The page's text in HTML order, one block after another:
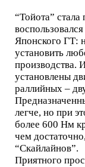
“Тойота”
Японского ГТ:
установить
производства.
установлены
раллийных –
легче, но при
более 600 Нм
чем
“Скайлайнов”.
Приятного